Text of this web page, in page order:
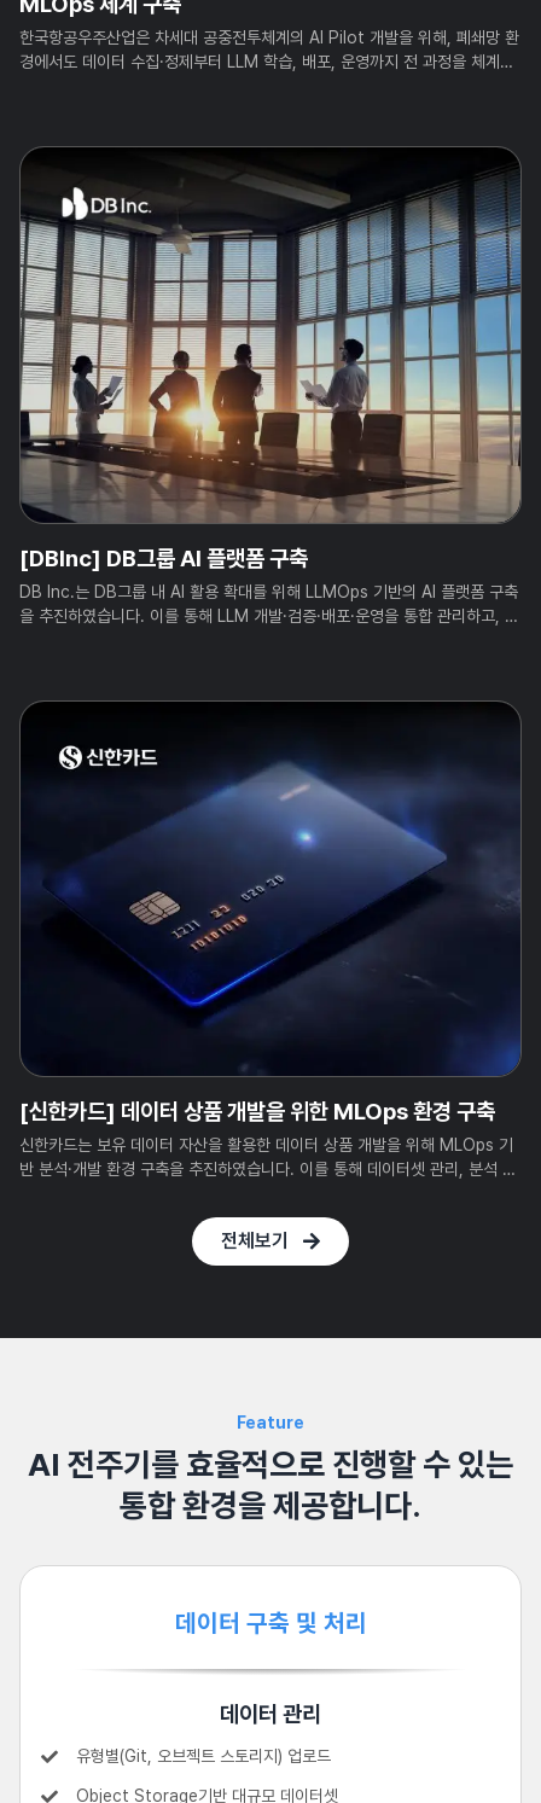
한국항공우주산업은 차세대 공중전투체계의 AI Pilot 개발을 위해, 폐쇄망 환
경에서도 데이터 수집·정제부터 LLM 학습, 배포, 운영까지 전 과정을 체계적
[DBInc] DB그룹 AI 플랫폼 구축
DB Inc.는 DB그룹 내 AI 활용 확대를 위해 LLMOps 기반의 AI 플랫폼 구축
을 추진하였습니다. 이를 통해 LLM 개발·검증·배포·운영을 통합 관리하고, AI
[신한카드] 데이터 상품 개발을 위한 MLOps 환경 구축
신한카드는 보유 데이터 자산을 활용한 데이터 상품 개발을 위해 MLOps 기
반 분석·개발 환경 구축을 추진하였습니다. 이를 통해 데이터셋 관리, 분석 상
전체보기
Feature
AI 전주기를 효율적으로 진행할 수 있는
통합 환경을 제공합니다.
데이터 구축 및 처리
데이터 관리
유형별(Git, 오브젝트 스토리지) 업로드
Object Storage기반 대규모 데이터셋